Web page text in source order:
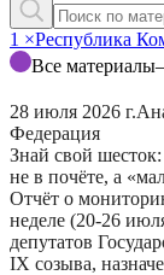
1 ×Республика
Все материалы
28 июля 2026 г.
Федерация
Знай свой
не в почёте, а
Отчёт о
неделе (20-26
депутатов
IX созыва,